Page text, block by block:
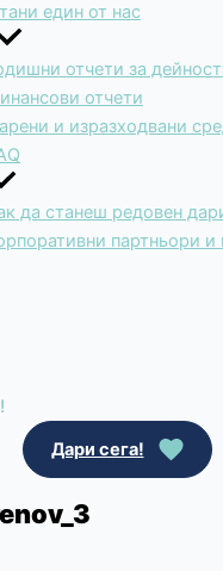
един от нас
отчети за
отчети
и изразходвани
да станеш редовен
партньори и
Дари сега!